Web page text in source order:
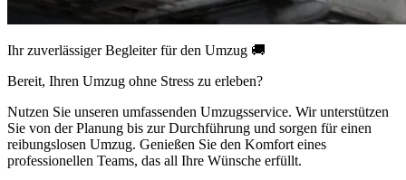
Ihr zuverlässiger Begleiter für den Umzug 🚚
Bereit, Ihren Umzug ohne Stress zu erleben?
Nutzen Sie unseren umfassenden Umzugsservice. Wir unterstützen
Sie von der Planung bis zur Durchführung und sorgen für einen
reibungslosen Umzug. Genießen Sie den Komfort eines
professionellen Teams, das all Ihre Wünsche erfüllt.